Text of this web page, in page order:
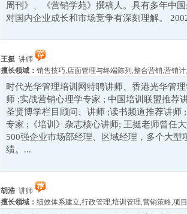
周刊》、《营销学苑》撰稿人。具有多年中
对国内企业成长和市场竞争有深刻理解。
王挺 讲师
擅长领域： 销售技巧,店面管理与终端陈列 ,整合营销,营销
时代光华管理培训网特聘讲师、香港光华管
师 ;实战营销心理学专家 ; 中国培训联盟推荐
圣贤博学栏目顾问、讲师 ;读书频道推荐讲师
专家 ;《培训》杂志核心讲师; 王挺老师曾任
500强企业市场部经理、区域经理，多个大型
绩。...
胡浩 讲师
擅长领域： 绩效体系建立,行政管理,培训管理,营销策略,项